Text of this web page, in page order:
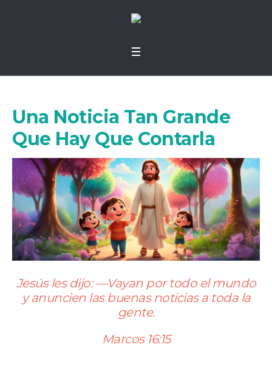
Una Noticia Tan Grande
Que Hay Que Contarla
Jesús les dijo: —Vayan por todo el mundo
y anuncien las buenas noticias a toda la
gente.
Marcos 16:15